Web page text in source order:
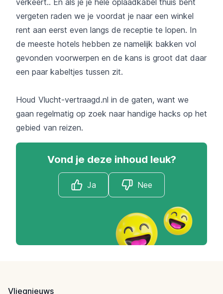
vergeten raden we je voordat je naar een winkel
rent aan eerst even langs de receptie te lopen. In
de meeste hotels hebben ze namelijk bakken vol
gevonden voorwerpen en de kans is groot dat daar
een paar kabeltjes tussen zit.
Houd Vlucht-vertraagd.nl in de gaten, want we
gaan regelmatig op zoek naar handige hacks op het
gebied van reizen.
Vond je deze inhoud leuk?
Ja Nee
Vliegnieuws